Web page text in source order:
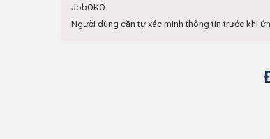
JobOKO.
Người dùng cần tự xác minh thông tin trước khi